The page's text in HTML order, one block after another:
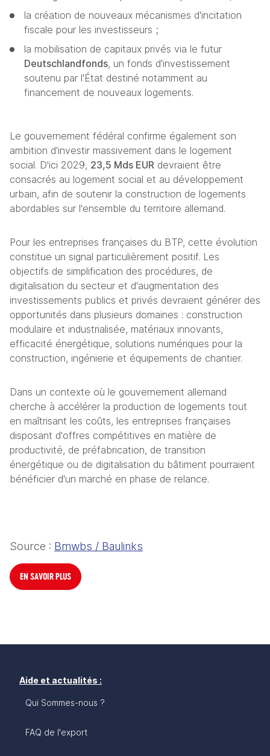
la création de nouveaux mécanismes d'incitation
fiscale pour les investisseurs ;
Deutschlandfonds, un fonds d'investissement
soutenu par l'État destiné notamment au
financement de nouveaux logements.
Le gouvernement fédéral confirme également son
ambition d'investir massivement dans le logement
social. D'ici 2029, 23,5 Mds EUR devraient être
consacrés au logement social et au développement
urbain, afin de soutenir la construction de logements
abordables sur l'ensemble du territoire allemand.
Pour les entreprises françaises du BTP, cette évolution
constitue un signal particulièrement positif. Les
objectifs de simplification des procédures, de
digitalisation du secteur et d'augmentation des
investissements publics et privés devraient générer des
opportunités dans plusieurs domaines : construction
modulaire et industrialisée, matériaux innovants,
efficacité énergétique, solutions numériques pour la
construction, ingénierie et équipements de chantier.
Dans un contexte où le gouvernement allemand
cherche à accélérer la production de logements tout
en maîtrisant les coûts, les entreprises françaises
disposant d'offres compétitives en matière de
productivité, de préfabrication, de transition
énergétique ou de digitalisation du bâtiment pourraient
bénéficier d'un marché en phase de relance.
Source : Bmwbs / Baulinks
EN SAVOIR PLUS
Aide et actualités :
Qui Sommes-nous ?
FAQ de l'export